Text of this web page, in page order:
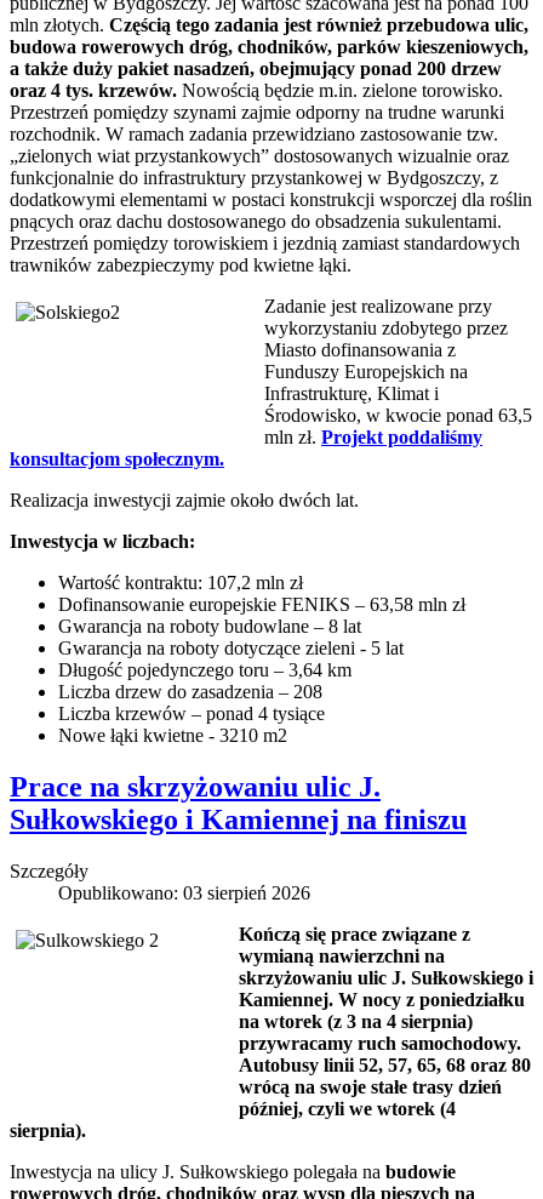
mln złotych. Częścią tego zadania jest również przebudowa ulic,
budowa rowerowych dróg, chodników, parków kieszeniowych,
a także duży pakiet nasadzeń, obejmujący ponad 200 drzew
oraz 4 tys. krzewów. Nowością będzie m.in. zielone torowisko.
Przestrzeń pomiędzy szynami zajmie odporny na trudne warunki
rozchodnik. W ramach zadania przewidziano zastosowanie tzw.
„zielonych wiat przystankowych” dostosowanych wizualnie oraz
funkcjonalnie do infrastruktury przystankowej w Bydgoszczy, z
dodatkowymi elementami w postaci konstrukcji wsporczej dla roślin
pnących oraz dachu dostosowanego do obsadzenia sukulentami.
Przestrzeń pomiędzy torowiskiem i jezdnią zamiast standardowych
trawników zabezpieczymy pod kwietne łąki.
Zadanie jest realizowane przy
wykorzystaniu zdobytego przez
Miasto dofinansowania z
Funduszy Europejskich na
Infrastrukturę, Klimat i
Środowisko, w kwocie ponad 63,5
mln zł. Projekt poddaliśmy
konsultacjom społecznym.
Realizacja inwestycji zajmie około dwóch lat.
Inwestycja w liczbach:
Wartość kontraktu: 107,2 mln zł
Dofinansowanie europejskie FENIKS – 63,58 mln zł
Gwarancja na roboty budowlane – 8 lat
Gwarancja na roboty dotyczące zieleni - 5 lat
Długość pojedynczego toru – 3,64 km
Liczba drzew do zasadzenia – 208
Liczba krzewów – ponad 4 tysiące
Nowe łąki kwietne - 3210 m2
Prace na skrzyżowaniu ulic J.
Sułkowskiego i Kamiennej na finiszu
Szczegóły
Opublikowano: 03 sierpień 2026
Kończą się prace związane z
wymianą nawierzchni na
skrzyżowaniu ulic J. Sułkowskiego i
Kamiennej. W nocy z poniedziałku
na wtorek (z 3 na 4 sierpnia)
przywracamy ruch samochodowy.
Autobusy linii 52, 57, 65, 68 oraz 80
wrócą na swoje stałe trasy dzień
później, czyli we wtorek (4
sierpnia).
Inwestycja na ulicy J. Sułkowskiego polegała na budowie
rowerowych dróg, chodników oraz wysp dla pieszych na